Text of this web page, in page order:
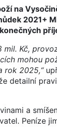
na
2021+
mil. Kč,
mohou
rok 2025,“
detailní
a
Peníze